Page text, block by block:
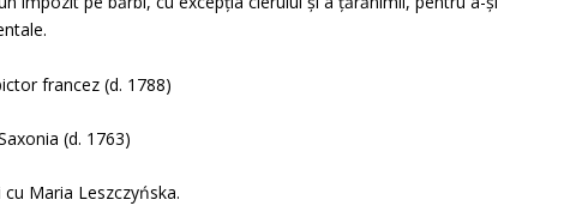
francez (d. 1788)
(d. 1763)
Maria Leszczyńska.